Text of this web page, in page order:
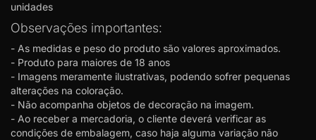
unidades
Observações importantes:
- As medidas e peso do produto são valores aproximados.
- Produto para maiores de 18 anos
- Imagens meramente ilustrativas, podendo sofrer pequenas
alterações na coloração.
- Não acompanha objetos de decoração na imagem.
- Ao receber a mercadoria, o cliente deverá verificar as
condições de embalagem, caso haja alguma variação não